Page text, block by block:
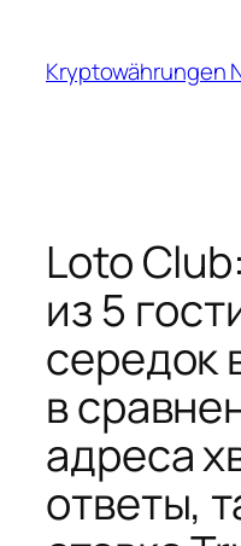
content
Kryptowährungen
Loto
из 5
середок
в
адреса
ответы,